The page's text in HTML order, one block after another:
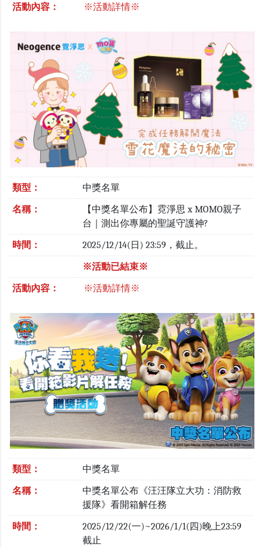
活動內容： ※活動詳情※
類型： 中獎名單
名稱：
【中獎名單公布】霓淨思 x MOMO親子
台｜測出你專屬的聖誕守護神?
時間： 2025/12/14(日) 23:59，截止。
※活動已結束※
活動內容： ※活動詳情※
類型： 中獎名單
名稱：
中獎名單公布《汪汪隊立大功：消防救
援隊》看開箱解任務
時間：
2025/12/22(一)~2026/1/1(四)晚上23:59
截止